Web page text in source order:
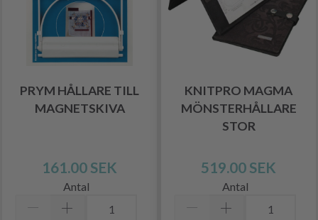
PRYM HÅLLARE TILL
MAGNETSKIVA
161.00 SEK
Antal
KNITPRO MAGMA
MÖNSTERHÅLLARE
STOR
519.00 SEK
Antal